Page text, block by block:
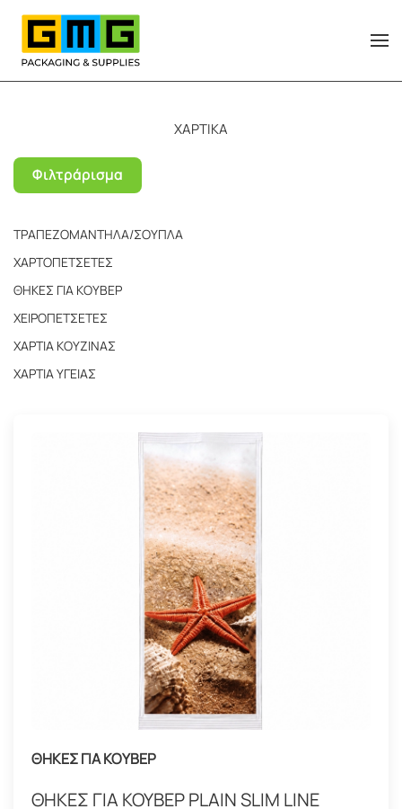
Skip to main content
ΧΑΡΤΙΚΑ
Φιλτράρισμα
ΤΡΑΠΕΖΟΜΑΝΤΗΛΑ/ΣΟΥΠΛΑ
ΧΑΡΤΟΠΕΤΣΕΤΕΣ
ΘΗΚΕΣ ΓΙΑ ΚΟΥΒΕΡ
ΧΕΙΡΟΠΕΤΣΕΤΕΣ
ΧΑΡΤΙΑ ΚΟΥΖΙΝΑΣ
ΧΑΡΤΙΑ ΥΓΕΙΑΣ
ΘΗΚΕΣ ΓΙΑ ΚΟΥΒΕΡ
ΘΗΚΕΣ ΓΙΑ ΚΟΥΒΕΡ PLAIN SLIM LINE